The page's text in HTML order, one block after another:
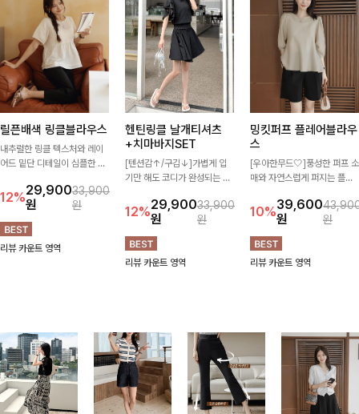
릴픈배색 링클블라우스
내추럴한 링클 텍스처와 레이
어드 밑단 디테일이 심플한 디
볍게 툭 입기만 해도 멋스러운
스타일을 완성해드려요- 여유
로운 핏으로 군살은 자연스럽
게 커버해주고, 편안한 착용감
까지 더해 손이 자주 가는 데일
12%29,900
원
33,900
원
리뷰 카운트 영역
헨틴링클 날개티셔츠
+치마바지SET
[텐션감↑/구김↓]가볍게 입
기만 해도 코디가 완성되는 세
지는 프릴 날개 소매가 우아한
포인트를 더해드립니다💕 잔
잔한 링클 텍스처 소재와 편안
한 허리밴딩으로 하루 종일 산
뜻하고 쾌적하게 즐겨보세요!
12%29,900
원
33,900
원
리뷰 카운트 영역
밍킷퍼프 플레어블라우
스
[우아한무드🤍]풍성한 퍼프 소
매와 자연스럽게 퍼지는 플레
를 완성해주는 블라우스 🤍 체
형을 자연스럽게 커버해주며
걸을 때마다 살랑이는 핏으로
데일리룩부터 데이트룩까지 화
사하게 즐기기 좋은 아이템이
10%39,600
원
원
리뷰 카운트 영역